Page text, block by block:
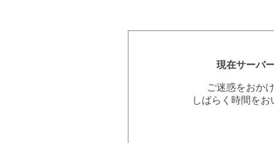
現在サーバ
ご迷惑をおか
しばらく時間を